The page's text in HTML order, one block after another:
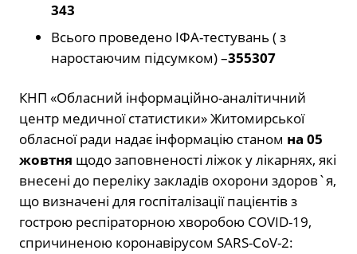
343
Всього проведено ІФА-тестувань ( з
наростаючим підсумком) –355307
КНП «Обласний інформаційно-аналітичний
центр медичної статистики» Житомирської
обласної ради надає інформацію станом на 05
жовтня щодо заповненості ліжок у лікарнях, які
внесені до переліку закладів охорони здоров`я,
що визначені для госпіталізації пацієнтів з
гострою респіраторною хворобою COVID-19,
спричиненою коронавірусом SARS-CoV-2: